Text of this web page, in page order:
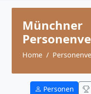
Münchner
Home
Personen